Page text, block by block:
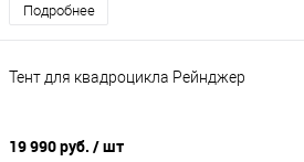
Подробнее
Тент для квадроцикла Рейнджер
19 990 руб. / шт